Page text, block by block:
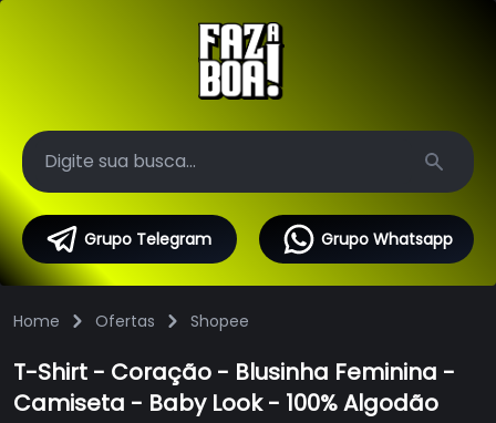
Search
Grupo Telegram Grupo Whatsapp
Home Ofertas Shopee
T-Shirt - Coração - Blusinha Feminina -
Camiseta - Baby Look - 100% Algodão